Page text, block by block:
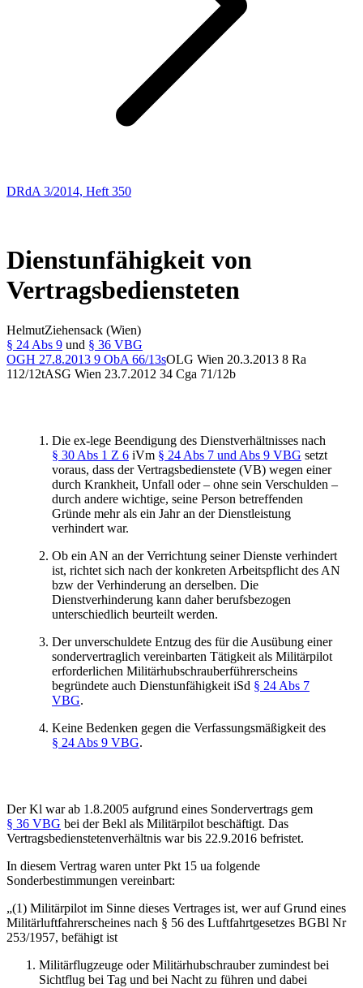
DRdA 3/2014, Heft 350
Dienstunfähigkeit von
Vertragsbediensteten
HelmutZiehensack (Wien)
§ 24 Abs 9 und § 36 VBG
OGH 27.8.2013 9 ObA 66/13sOLG Wien 20.3.2013 8 Ra
112/12tASG Wien 23.7.2012 34 Cga 71/12b
Die ex-lege Beendigung des Dienstverhältnisses nach
§ 30 Abs 1 Z 6 iVm § 24 Abs 7 und Abs 9 VBG setzt
voraus, dass der Vertragsbedienstete (VB) wegen einer
durch Krankheit, Unfall oder – ohne sein Verschulden –
durch andere wichtige, seine Person betreffenden
Gründe mehr als ein Jahr an der Dienstleistung
verhindert war.
Ob ein AN an der Verrichtung seiner Dienste verhindert
ist, richtet sich nach der konkreten Arbeitspflicht des AN
bzw der Verhinderung an derselben. Die
Dienstverhinderung kann daher berufsbezogen
unterschiedlich beurteilt werden.
Der unverschuldete Entzug des für die Ausübung einer
sondervertraglich vereinbarten Tätigkeit als Militärpilot
erforderlichen Militärhubschrauberführerscheins
begründete auch Dienstunfähigkeit iSd § 24 Abs 7
VBG.
Keine Bedenken gegen die Verfassungsmäßigkeit des
§ 24 Abs 9 VBG.
Der Kl war ab 1.8.2005 aufgrund eines Sondervertrags gem
§ 36 VBG bei der Bekl als Militärpilot beschäftigt. Das
Vertragsbedienstetenverhältnis war bis 22.9.2016 befristet.
In diesem Vertrag waren unter Pkt 15 ua folgende
Sonderbestimmungen vereinbart:
„(1) Militärpilot im Sinne dieses Vertrages ist, wer auf Grund eines
Militärluftfahrerscheines nach § 56 des Luftfahrtgesetzes BGBl Nr
253/1957, befähigt ist
Militärflugzeuge oder Militärhubschrauber zumindest bei
Sichtflug bei Tag und bei Nacht zu führen und dabei